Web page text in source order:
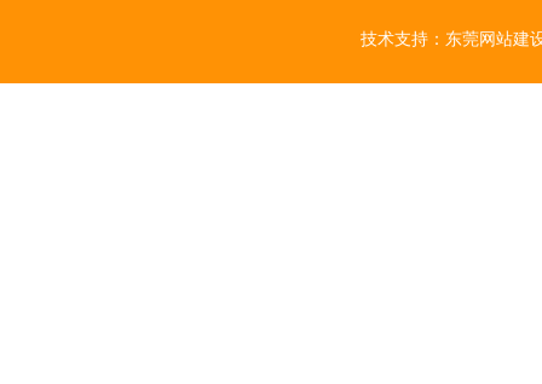
技术支持： 东莞网站建